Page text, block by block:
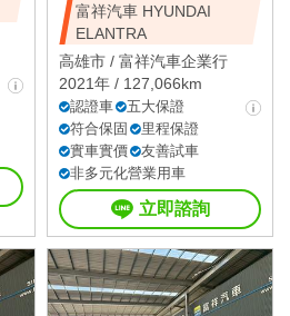
富祥汽車 HYUNDAI
ELANTRA
高雄市 / 富祥汽車企業行
2021年 / 127,066km
認證車
五大保證
符合保固
里程保證
實車實價
友善試車
非多元化營業用車
立即諮詢